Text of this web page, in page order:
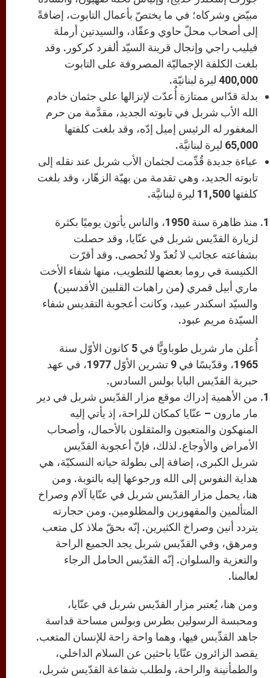
مبيّض وشركاه؛ في ما يختصّ بأعمال التابوت، إضافةً
إلى أصحاب محلّ حاوي وعقّاد، والسيدتين أرملة
فيليب راجي وإنجال قرينة السيّد ألفرد كركور. وقد
بلغت الكلفة الإجماليّة المصروفة على التابوت
400,000 ليرة لبنانيّة.
بدلة قدّاس ممتازة أُعدّت لإنزالها على جثمان خادم
الله الأب شربل في تابوته الجديد، مقدَّمة من حرم
المغفور له الرئيس إميل إدّه، وقد بلغت كلفتها
65,000 ليرة لبنانيَّة.
عباءة جديدة قُدِّمت لجثمان الأب شربل عند نقله إلى
تابوته الجديد، وهي تقدمة من بهيّة الزهّار، وقد بلغت
كلفتها 11,500 ليرة لبنانيَّة.
منذ ظاهرة سنة 1950، والناس يأتون يوميًا بكثرة
لزيارة القدّيس شربل في عنّايا، وقد حصلت
بشفاعته عجائب لا تُعدّ ولا تُحصى. وقد أقرّت
الكنيسة في روما بعضها للتطويب، منها شفاء الأخت
ماري أبيل قمري (من راهبات القلبين الأقدسين)
والسيّد اسكندر عبيد، وكانت أعجوبة التقديس شفاء
السيّدة مريم عبود.
أُعلن مار شربل طوباويًّا في 5 كانون الأوّل سنة
1965، وقدّيسًا في 9 تشرين الأوّل 1977، في عهد
حبرية القدّيس البابا بولس السادس.
من الأهمية إدراك موقع مزار القدّيس شربل في دير
مار مارون – عنّايا كمكان للراحة، إذ يأتي إليه
المنهكون والمتعبون والمثقلون بالأحمال، وأصحاب
الأمراض والأوجاع. لذلك، فإنّ أعجوبة القدّيس
شربل الكبرى، إضافة إلى بطولة حياته النسكيّة، هي
هداية النفوس إلى الله ورجوعها إليه بالتوبة. ومن
هنا، يحمل مزار القدّيس شربل في عنّايا آلام وصراخ
المتألمين والمقهورين والمظلومين. ومن حجارته
يتردد أنين وصراخ الكثيرين. إنّه بحقّ ملاذ كل متعب
ومرهق، وفي القدّيس شربل يجد الجميع الراحة
والتعزية والسلوان. إنّه القدّيس الحامل الرجاء
لعالمنا.
ومن هنا، يُعتبر مزار القدّيس شربل في عنّايا،
ومحبسة الرسولين بطرس وبولس مساحة قداسة
جاهد القدِّيس فيها، وهما واحة راحة للإنسان المتعب.
يقصد الزائرون عنّايا باحثين عن السلام الداخلي،
والطمأنينة والراحة، ولطلب شفاعة القدّيس شربل،